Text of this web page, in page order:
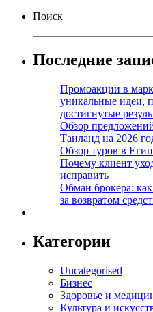
Поиск
Последние
Промоакции в
уникальные идеи,
достигнутые
Обзор
Таиланд на 2026
Обзор туров в
Почему клиент
исправить
Обман брокера: как
за возвратом
Категории
Uncategorised
Бизнес
Здоровье и
Культура и